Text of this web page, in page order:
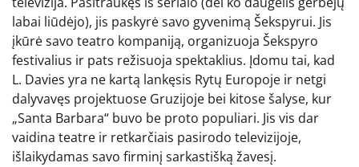
labai liūdėjo), jis paskyrė savo gyvenimą Šekspyrui. Jis
įkūrė savo teatro kompaniją, organizuoja Šekspyro
festivalius ir pats režisuoja spektaklius. Įdomu tai, kad
L. Davies yra ne kartą lankęsis Rytų Europoje ir netgi
dalyvavęs projektuose Gruzijoje bei kitose šalyse, kur
„Santa Barbara“ buvo be proto populiari. Jis vis dar
vaidina teatre ir retkarčiais pasirodo televizijoje,
išlaikydamas savo firminį sarkastišką žavesį.